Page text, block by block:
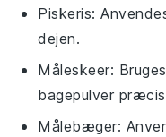
Piskeris:
dejen.
Måleskeer:
bagepulver
Målebæger: